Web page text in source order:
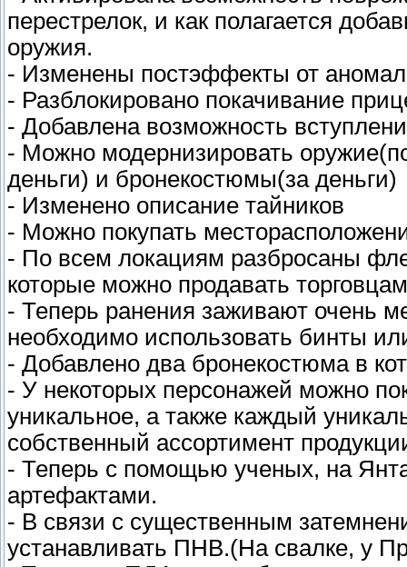
перестрелок, и как полагается
оружия.
- Изменены постэффекты от
- Разблокировано покачивание
- Добавлена возможность
- Можно модернизировать
деньги) и бронекостюмы(за деньги)
- Изменено описание тайников
- Можно покупать
- По всем локациям разбросаны
которые можно продавать
- Теперь ранения заживают очень
необходимо использовать бинты
- Добавлено два бронекостюма в
- У некоторых персонажей можно
уникальное, а также каждый
собственный ассортимент
- Теперь с помощью ученых, на
артефактами.
- В связи с существенным
устанавливать ПНВ.(На свалке, у